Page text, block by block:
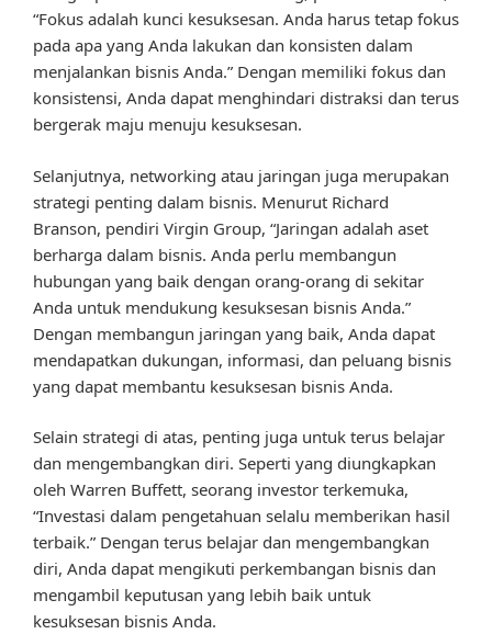
“Fokus adalah kunci kesuksesan. Anda harus tetap fokus
pada apa yang Anda lakukan dan konsisten dalam
menjalankan bisnis Anda.” Dengan memiliki fokus dan
konsistensi, Anda dapat menghindari distraksi dan terus
bergerak maju menuju kesuksesan.
Selanjutnya, networking atau jaringan juga merupakan
strategi penting dalam bisnis. Menurut Richard
Branson, pendiri Virgin Group, “Jaringan adalah aset
berharga dalam bisnis. Anda perlu membangun
hubungan yang baik dengan orang-orang di sekitar
Anda untuk mendukung kesuksesan bisnis Anda.”
Dengan membangun jaringan yang baik, Anda dapat
mendapatkan dukungan, informasi, dan peluang bisnis
yang dapat membantu kesuksesan bisnis Anda.
Selain strategi di atas, penting juga untuk terus belajar
dan mengembangkan diri. Seperti yang diungkapkan
oleh Warren Buffett, seorang investor terkemuka,
“Investasi dalam pengetahuan selalu memberikan hasil
terbaik.” Dengan terus belajar dan mengembangkan
diri, Anda dapat mengikuti perkembangan bisnis dan
mengambil keputusan yang lebih baik untuk
kesuksesan bisnis Anda.